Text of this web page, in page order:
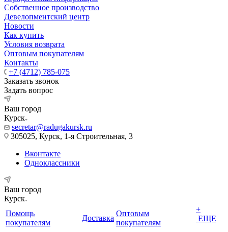
Собственное производство
Девелопментский центр
Новости
Как купить
Условия возврата
Оптовым покупателям
Контакты
+7 (4712) 785-075
Заказать звонок
Задать вопрос
Ваш город
Курск
secretar@radugakursk.ru
305025, Курск, 1-я Строительная, 3
Вконтакте
Одноклассники
Ваш город
Курск
Помощь
покупателям
Доставка
Оптовым
покупателям
+
ЕЩЕ